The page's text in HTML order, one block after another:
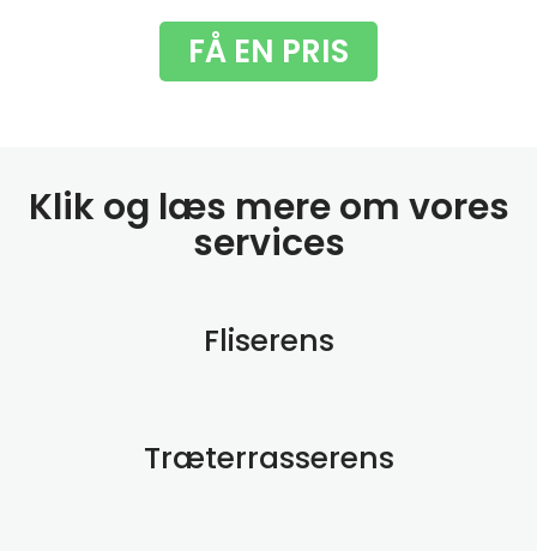
FÅ EN PRIS
Klik og læs mere om vores
services
Fliserens
Træterrasserens